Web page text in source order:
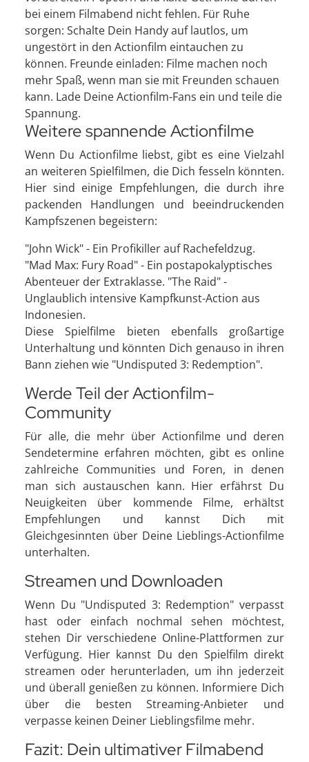
bei einem Filmabend nicht fehlen. Für Ruhe
sorgen: Schalte Dein Handy auf lautlos, um
ungestört in den Actionfilm eintauchen zu
können. Freunde einladen: Filme machen noch
mehr Spaß, wenn man sie mit Freunden schauen
kann. Lade Deine Actionfilm-Fans ein und teile die
Spannung.
Weitere spannende Actionfilme
Wenn Du Actionfilme liebst, gibt es eine Vielzahl
an weiteren Spielfilmen, die Dich fesseln könnten.
Hier sind einige Empfehlungen, die durch ihre
packenden Handlungen und beeindruckenden
Kampfszenen begeistern:
"John Wick" - Ein Profikiller auf Rachefeldzug.
"Mad Max: Fury Road" - Ein postapokalyptisches
Abenteuer der Extraklasse. "The Raid" -
Unglaublich intensive Kampfkunst-Action aus
Indonesien.
Diese Spielfilme bieten ebenfalls großartige
Unterhaltung und könnten Dich genauso in ihren
Bann ziehen wie "Undisputed 3: Redemption".
Werde Teil der Actionfilm-
Community
Für alle, die mehr über Actionfilme und deren
Sendetermine erfahren möchten, gibt es online
zahlreiche Communities und Foren, in denen
man sich austauschen kann. Hier erfährst Du
Neuigkeiten über kommende Filme, erhältst
Empfehlungen und kannst Dich mit
Gleichgesinnten über Deine Lieblings-Actionfilme
unterhalten.
Streamen und Downloaden
Wenn Du "Undisputed 3: Redemption" verpasst
hast oder einfach nochmal sehen möchtest,
stehen Dir verschiedene Online-Plattformen zur
Verfügung. Hier kannst Du den Spielfilm direkt
streamen oder herunterladen, um ihn jederzeit
und überall genießen zu können. Informiere Dich
über die besten Streaming-Anbieter und
verpasse keinen Deiner Lieblingsfilme mehr.
Fazit: Dein ultimativer Filmabend